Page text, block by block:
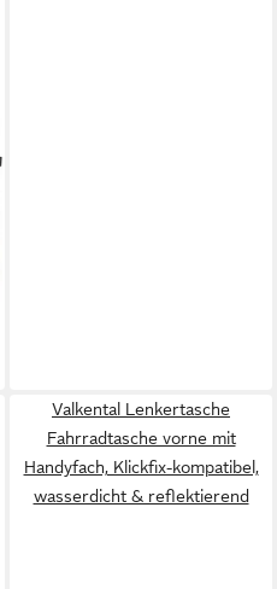
Valkental Lenkertasche
Fahrradtasche vorne mit
Handyfach, Klickfix-kompatibel,
wasserdicht & reflektierend